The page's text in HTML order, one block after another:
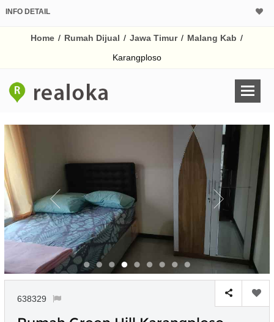
INFO DETAIL
Home / Rumah Dijual / Jawa Timur / Malang Kab /
Karangploso
638329
Harga Rp
% /th
Untuk hasil simulasi
pada kotak-
Simpan